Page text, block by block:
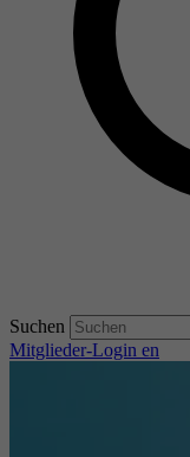
Suchen
Mitglieder-Login en